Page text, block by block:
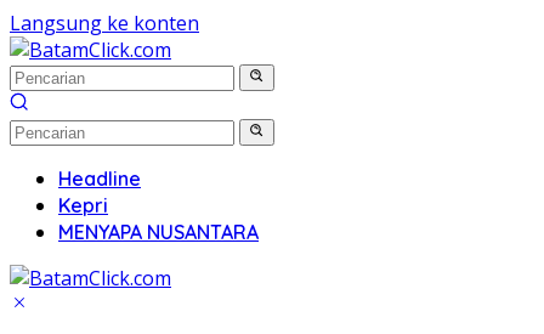
Langsung ke konten
Headline
Kepri
MENYAPA NUSANTARA